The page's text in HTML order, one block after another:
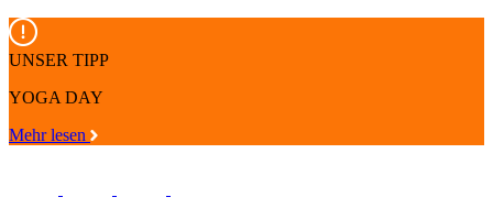
UNSER TIPP
YOGA DAY
Mehr lesen